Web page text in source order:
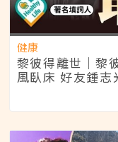
健康
黎彼得離世｜黎
風臥床 好友鍾志